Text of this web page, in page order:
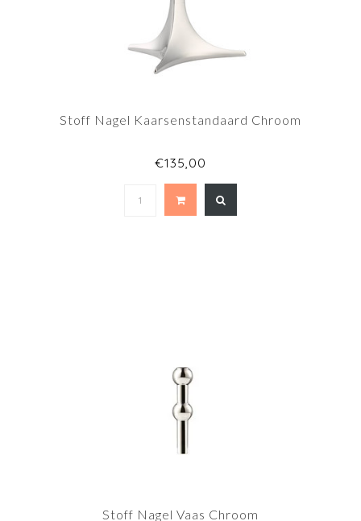
Stoff Nagel Kaarsenstandaard Chroom
€135,00
Stoff Nagel Vaas Chroom